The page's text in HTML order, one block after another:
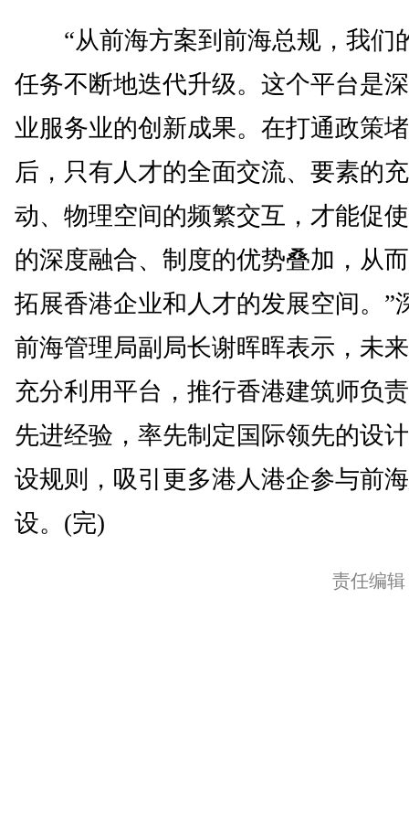
“从前海方案到前海总规，我们
任务不断地迭代升级。这个平台是
业服务业的创新成果。在打通政策
后，只有人才的全面交流、要素的
动、物理空间的频繁交互，才能促
的深度融合、制度的优势叠加，从
拓展香港企业和人才的发展空间。”
前海管理局副局长谢晖晖表示，未
充分利用平台，推行香港建筑师负
先进经验，率先制定国际领先的设
设规则，吸引更多港人港企参与前
设。(完)
责任编